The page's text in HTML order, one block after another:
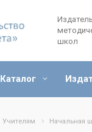
школ
Каталог
Учителям Начальная